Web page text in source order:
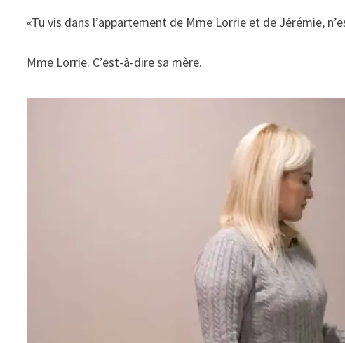
«Tu vis dans l’appartement de Mme Lorrie et de Jérémie,
Mme Lorrie. C’est-à-dire sa mère.